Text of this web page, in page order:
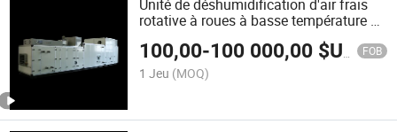
Unité de déshumidification d'air frais
rotative à roues à basse température de
100,00-100 000,00 $US FOB
1 Jeu (MOQ)